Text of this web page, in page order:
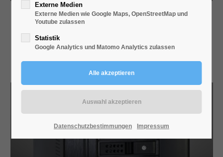
SC-4100
Externe Medien
Externe Medien wie Google Maps, OpenStreetMap und
Youtube zulassen
Statistik
Google Analytics und Matomo Analytics zulassen
Datenschutzbestimmungen Impressum